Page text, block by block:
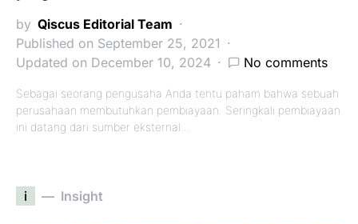
by Qiscus Editorial Team
Published on September 25, 2021
Updated on December 10, 2024
No comments
Sebagai seorang pengusaha Anda tentu paham bahwa sebuah
perusahaan membutuhkan pembiayaan. Seringkali pembiayaan
ini datang dari sumber eksternal…
i Insight